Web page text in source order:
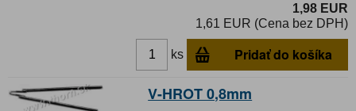
1,98 EUR
1,61 EUR (Cena bez DPH)
ks Pridať do košíka
V-HROT 0,8mm